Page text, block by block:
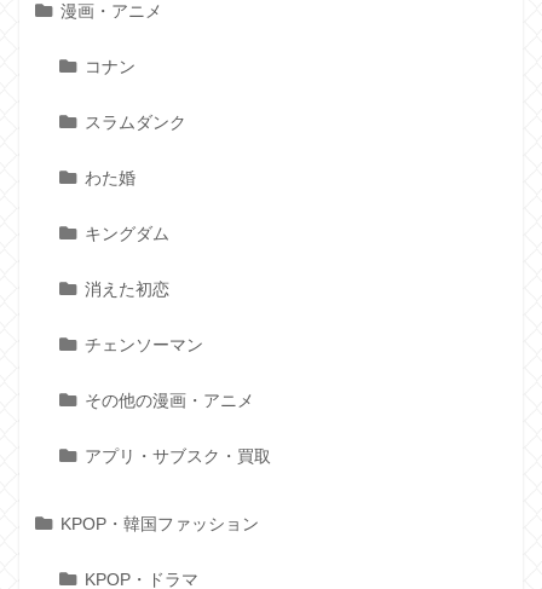
漫画・アニメ
コナン
スラムダンク
わた婚
キングダム
消えた初恋
チェンソーマン
その他の漫画・アニメ
アプリ・サブスク・買取
KPOP・韓国ファッション
KPOP・ドラマ